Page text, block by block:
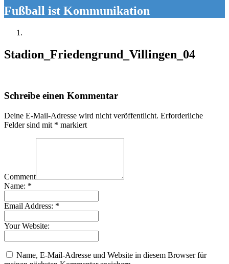
Fußball ist Kommunikation
Stadion_Friedengrund_Villingen_04
Schreibe einen Kommentar
Deine E-Mail-Adresse wird nicht veröffentlicht. Erforderliche
Felder sind mit * markiert
Comment
Name: *
Email Address: *
Your Website:
Name, E-Mail-Adresse und Website in diesem Browser für